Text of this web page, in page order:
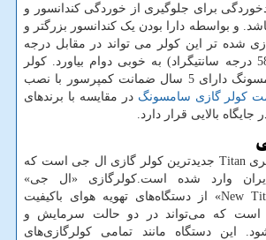
برای جلوگیری از خوردگی کندانسور و
و بواسطه دارا بودن یک کندانسور بزرگتر و
شده تر این کولر می تواند در مقابل درجه
حرارت های بالا (تا 58 درجه سانتیگراد) به خوبی دوام بیاورد. کولر
گازی سه وجهی سامسونگ دارای 5 سال ضمانت کمپرسور با نصب
کولر گازی سامسونگ در مقایسه با برندهای
بالایی قرار دارد.
Titan جدیدترین کولر گازی ال جی است که
وارد شده است.کولرگازی «ال جی»
«New از دستگاه‌های تهویه هوای باکیفیت
است که می‌تواند در دو حالت سرمایش و
این دستگاه مانند تمامی کولرگازی‌های